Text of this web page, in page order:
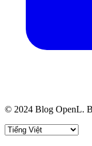
© 2024 Blog OpenL.